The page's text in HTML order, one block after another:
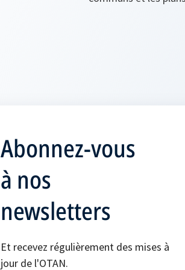
Abonnez-vous
à nos
newsletters
Et recevez régulièrement des mises à
jour de l'OTAN.